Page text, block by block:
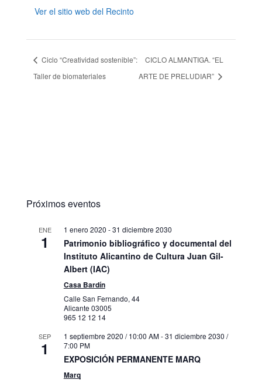
Ver el sitio web del Recinto
Ciclo “Creatividad sostenible”:
Taller de biomateriales
CICLO ALMANTIGA. “EL
ARTE DE PRELUDIAR”
Próximos eventos
ENE
1
1 enero 2020 -31 diciembre 2030
Patrimonio bibliográfico y documental del
Instituto Alicantino de Cultura Juan Gil-
Albert (IAC)
Casa Bardín
Calle San Fernando, 44
Alicante 03005
965 12 12 14
SEP
1
1 septiembre 2020 / 10:00 AM-31 diciembre 2030 /
7:00 PM
EXPOSICIÓN PERMANENTE MARQ
Marq